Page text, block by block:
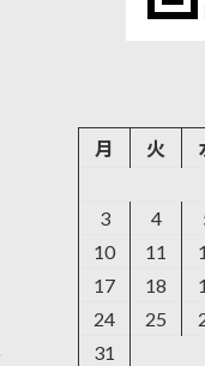
月
火
3
4
10
11
17
18
24
25
31